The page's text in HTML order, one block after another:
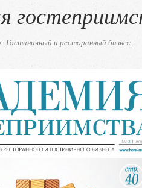
Гостиничный и ресторанный бизнес